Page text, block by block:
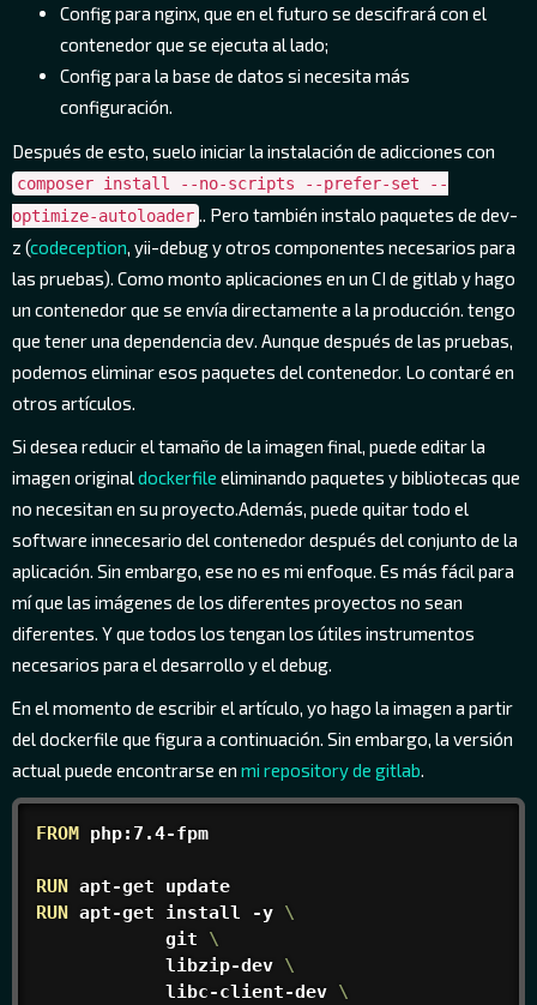
Config para nginx, que en el futuro se descifrará con el
contenedor que se ejecuta al lado;
Config para la base de datos si necesita más
configuración.
Después de esto, suelo iniciar la instalación de adicciones con
composer install --no-scripts --prefer-set --
optimize-autoloader .. Pero también instalo paquetes de dev-
z (codeception, yii-debug y otros componentes necesarios para
las pruebas). Como monto aplicaciones en un CI de gitlab y hago
un contenedor que se envía directamente a la producción. tengo
que tener una dependencia dev. Aunque después de las pruebas,
podemos eliminar esos paquetes del contenedor. Lo contaré en
otros artículos.
Si desea reducir el tamaño de la imagen final, puede editar la
imagen originaldockerfile eliminando paquetes y bibliotecas que
no necesitan en su proyecto.Además, puede quitar todo el
software innecesario del contenedor después del conjunto de la
aplicación. Sin embargo, ese no es mi enfoque. Es más fácil para
mí que las imágenes de los diferentes proyectos no sean
diferentes. Y que todos los tengan los útiles instrumentos
necesarios para el desarrollo y el debug.
En el momento de escribir el artículo, yo hago la imagen a partir
del dockerfile que figura a continuación. Sin embargo, la versión
actual puede encontrarse en mi repository de gitlab.
FROM php:7.4-fpm
RUN apt-get update
RUN apt-get install -y \
            git
\
            libzip-dev
\
            libc-client-dev
\